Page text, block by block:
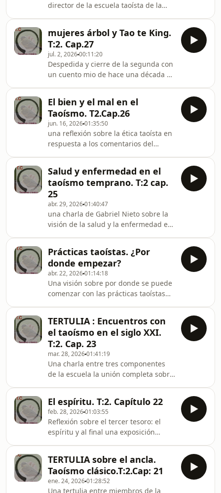
director de la escuela taoísta de la
complementar en episodios
posteriores, en una visión sobre la
mitología, la alquimia, la magia y el
esoterismo.
mujeres árbol y Tao te King.
T:2. Cap.27
jul. 2, 202600:11:20
Despedida y cierre de la segunda con
un cuento mio de hace una década y
El bien y el mal en el
Taoísmo. T2.Cap.26
jun. 16, 202601:35:50
una reflexión sobre la ética taoísta en
respuesta a los comentarios del
Salud y enfermedad en el
taoísmo temprano. T:2 cap.
25
abr. 29, 202601:40:47
una charla de Gabriel Nieto sobre la
visión de la salud y la enfermedad en
Prácticas taoístas. ¿Por
donde empezar?
abr. 22, 202601:14:18
Una visión sobre por donde se puede
comenzar con las prácticas taoístas
TERTULIA : Encuentros con
el taoísmo en el siglo XXI.
T:2. Cap. 23
mar. 28, 202601:41:19
Una charla entre tres componentes
de la escuela la unión completa sobre
El espíritu. T:2. Capítulo 22
feb. 28, 202601:03:55
Reflexión sobre el tercer tesoro: el
espíritu y al final una exposición
TERTULIA sobre el ancla.
Taoísmo clásico.T:2.Cap: 21
ene. 24, 202601:28:52
Una tertulia entre miembros de la